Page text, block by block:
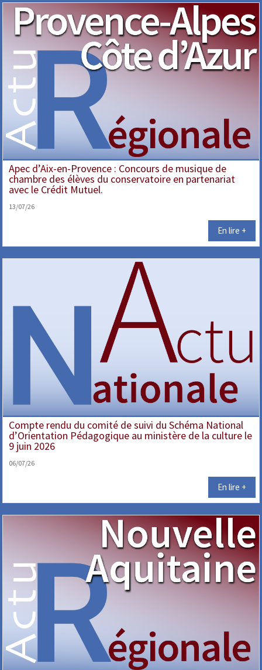
Apec d’Aix-en-Provence : Concours de musique de
chambre des élèves du conservatoire en partenariat
avec le Crédit Mutuel.
13/07/26
En lire +
Compte rendu du comité de suivi du Schéma National
d’Orientation Pédagogique au ministère de la culture le
9 juin 2026
06/07/26
En lire +